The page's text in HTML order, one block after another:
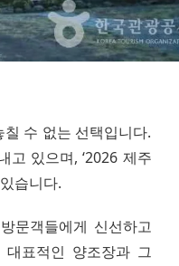
수 없는 선택입니다.
고 있으며, ‘2026 제주
습니다.
문객들에게 신선하고
표적인 양조장과 그